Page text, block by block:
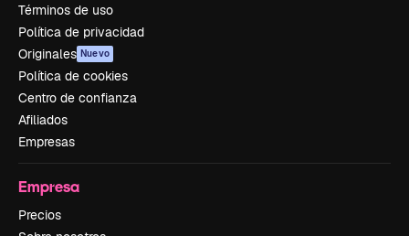
Términos de uso
Política de privacidad
Originales Nuevo
Política de cookies
Centro de confianza
Afiliados
Empresas
Empresa
Precios